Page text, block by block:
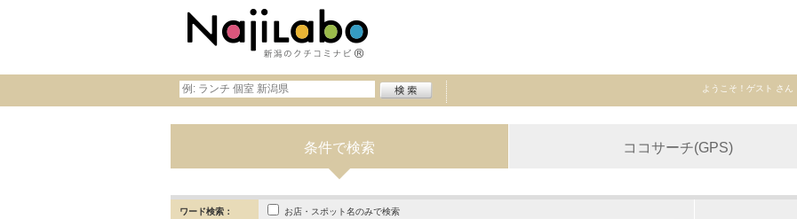
ようこそ！ ゲスト さん
条件で検索 ココサーチ(GPS)
ワード検索： お店・スポット名のみで検索